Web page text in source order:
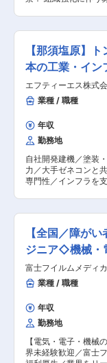
商品やBluetooth接続
どを取りそろえております。 2週間
えの不安が解消され
をサポートします。 変更の範囲：会社の定める業
務
入社後の流れ 入社後
んでいただきます。
業種からご入社いた
おります！ 飲食店
業経験者 ■社風： 同社は働きやすい職場をつく
るため、定期的に社
善に取組んでいます
があります。 ■業務の特徴 当社が取り扱う計測
機器は家電や自動車
における、生産工程
であり、試験機は大
中に出る前の新製品
ご自身が取り扱う製
づくりの土台を支え
いがあります。また
り、顧客からの信頼が厚いです
社の定める業務
整、校正 ・電子計測
出張修理、郵送分） ・
魅力： ◎お客様が使
しい物から古い物ま
く私たちは多種多様
新しいことに挑戦で
ンを高く保ちながら
訪問＆出張が楽しい
すが、出張は良い気
出張を楽しみにしています。 ■入
OJTメインとなりま
ポートいたしますの
社内にある計測器を
などを身につけてい
な業務から担当し、
お任せしていきます。 ■働き方： ・年休123
優良企業で、2007
スダック上場企業）
金制度なども整えて
能です。 ■企業魅力： 私たちは設立以来50年計
測器の校正や修理を
た。重さ、長さ、電
取り扱える高い技術
ISO/IEC17025も取得
様から信頼され、安
変更の範囲：会社の
【那須塩原】
本の工業・イン
エフティーエス株式
業種 / 職種
年収
勤務地
自社開発建機／塗装
力／大手ゼネコンと
専門性／インフラを
す。 ■業務詳細： ・トンネル建設重機のボディ
塗装、パーツ塗装、
アー塗装、磨き作業
て・整備作業 ・機械
発注 ・荷受け、梱包
務 等 ■業務の魅力 自社設計・自社製造の建機
に直接関われるため
く、完成度を高める
社会インフラを支え
ての誇りを持てる環境です。 ■働
は少数精鋭で、設計
特徴です。那須塩原
え、落ち着いた環境で
き方 ・出張や夜勤、
【全国／障が
ジニア◇機械・
◇
富士フイルムメディ
業種 / 職種
年収
勤務地
【電気・電子・機械
界未経験歓迎／富士